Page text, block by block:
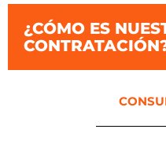
¿CÓMO ES